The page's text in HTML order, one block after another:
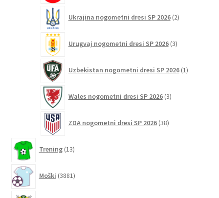
Ukrajina nogometni dresi SP 2026 2izdelka
Urugvaj nogometni dresi SP 2026 3izdelki
Uzbekistan nogometni dresi SP 2026 1izdelek
Wales nogometni dresi SP 2026 3izdelki
ZDA nogometni dresi SP 2026 38izdelkov
Trening 13izdelkov
Moški 3881izdelkov